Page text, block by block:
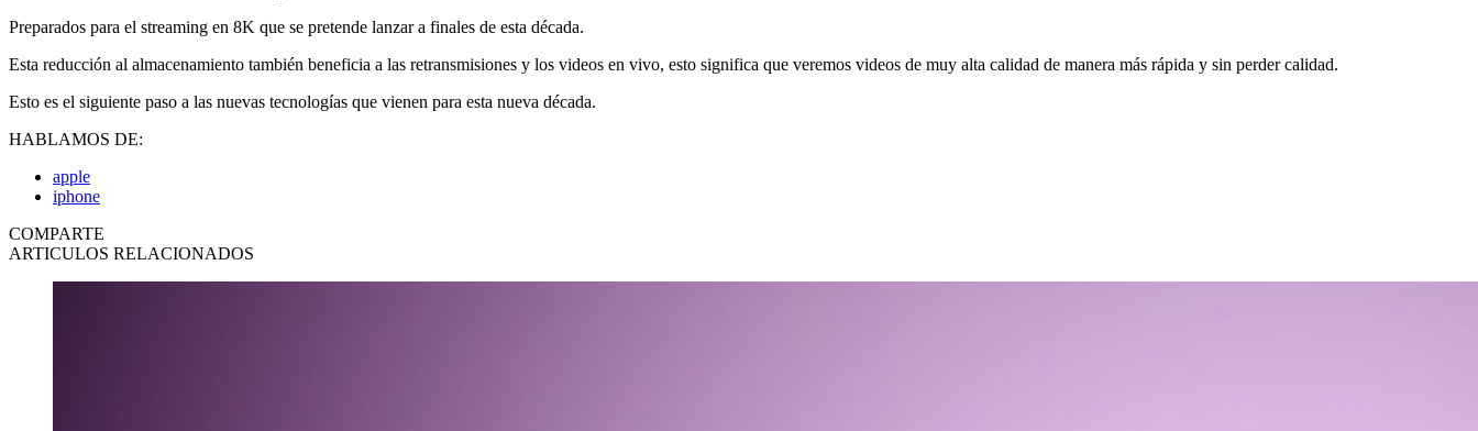
Preparados para el streaming en 8K que se pretende lanzar a finales de esta década.
Esta reducción al almacenamiento también beneficia a las retransmisiones y los videos en vivo, esto significa que veremos videos de muy alta calidad de manera más rápida y sin perder calidad.
Esto es el siguiente paso a las nuevas tecnologías que vienen para esta nueva década.
HABLAMOS DE:
apple
iphone
COMPARTE
ARTICULOS RELACIONADOS